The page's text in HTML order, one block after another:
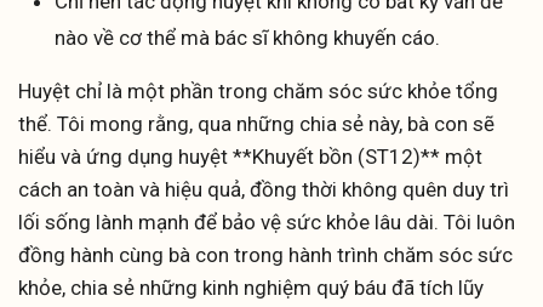
nào về cơ thể mà bác sĩ không khuyến cáo.
Huyệt chỉ là một phần trong chăm sóc sức khỏe tổng
thể. Tôi mong rằng, qua những chia sẻ này, bà con sẽ
hiểu và ứng dụng huyệt **Khuyết bồn (ST12)** một
cách an toàn và hiệu quả, đồng thời không quên duy trì
lối sống lành mạnh để bảo vệ sức khỏe lâu dài. Tôi luôn
đồng hành cùng bà con trong hành trình chăm sóc sức
khỏe, chia sẻ những kinh nghiệm quý báu đã tích lũy